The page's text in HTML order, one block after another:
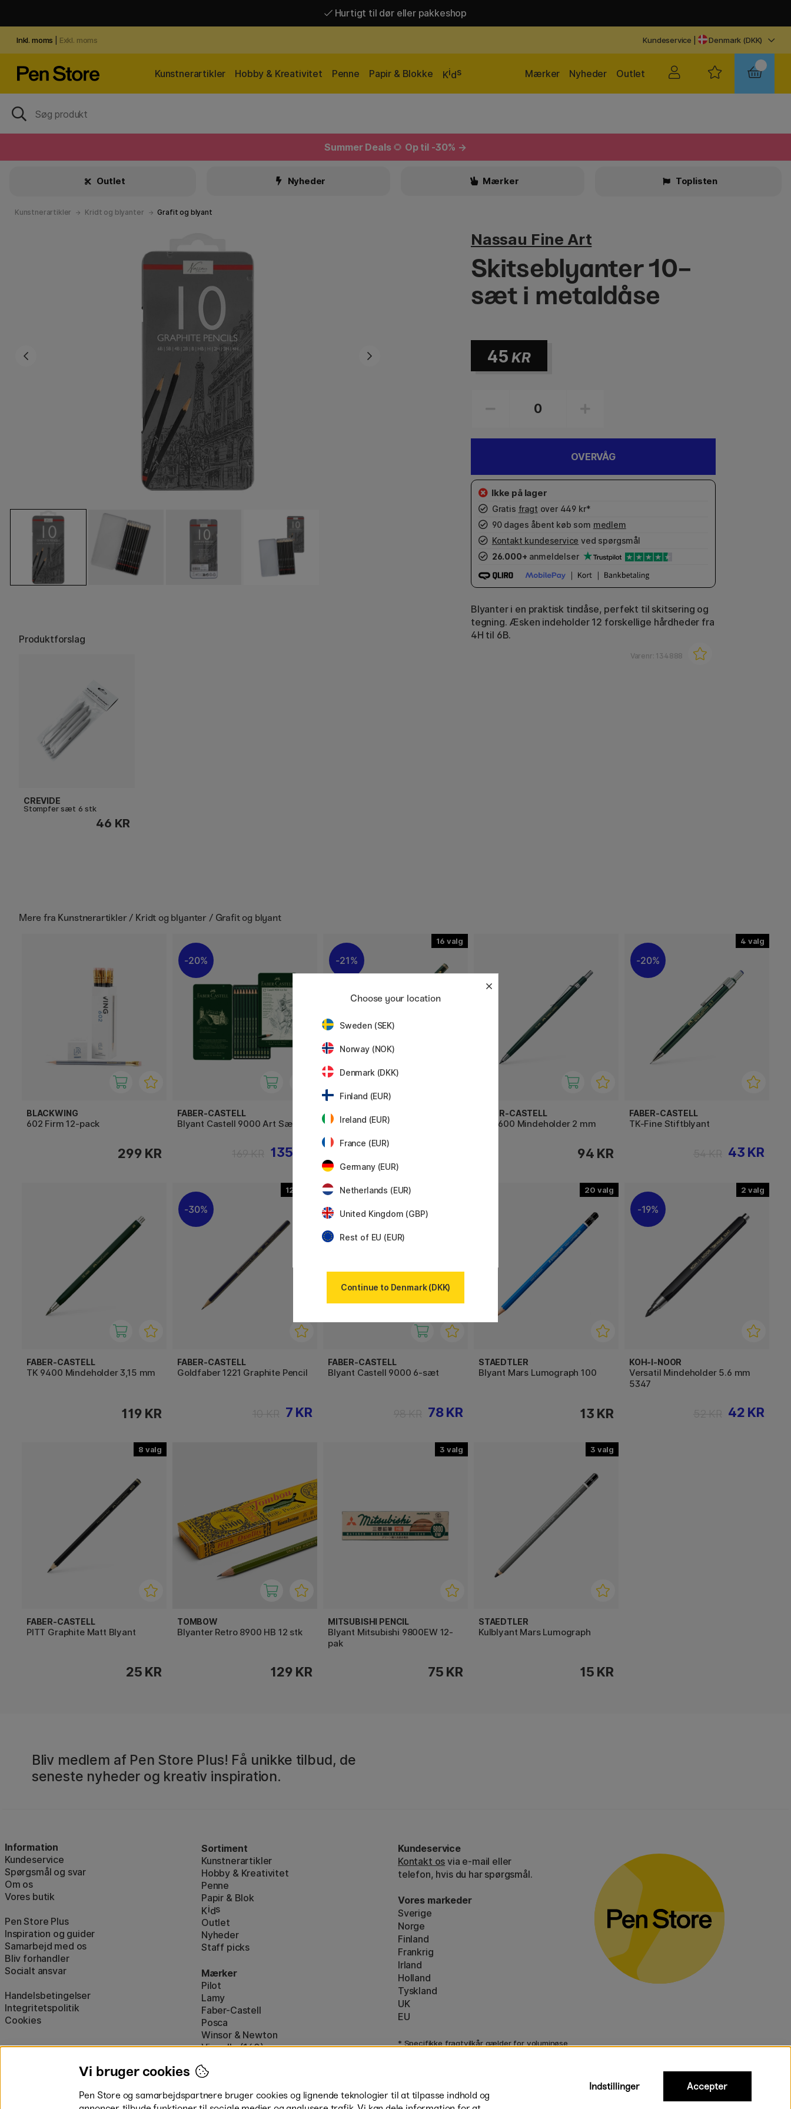
Hurtigt til dør eller pakkeshop
Inkl. moms Exkl. moms Kundeservice Denmark (DKK)
Kunstnerartikler Hobby & Kreativitet Penne Papir & Blokke Kids Outlet
Nyheder
Mærker
Summer Deals 🌻 Op til -30% →
Outlet Nyheder Mærker Toplisten
Kunstnerartikler Kridt og blyanter Grafit og blyant
Produktforslag
CREVIDE
Stompfer sæt 6 stk
46 KR
Nassau Fine Art
Skitseblyanter 10-
sæt i metaldåse
45 KR
OVERVÅG
Gratis fragt over 449 kr*
90 dages åbent køb som medlem
Kontakt kundeservice ved spørgsmål
26.000+ anmeldelser
Blyanter i en praktisk tindåse, perfekt til skitsering og
tegning. Æsken indeholder 12 forskellige hårdheder fra
4H til 6B.
Varenr: 134888
Mere fra Kunstnerartikler / Kridt og blyanter / Grafit og blyant
BLACKWING
602 Firm 12-pack
299 KR
20%
FABER-CASTELL
Blyant Castell 9000 Art Sæt
135 KR
16
21%
FABER-CASTELL
Blyant Castell 9000
FABER-CASTELL
TK 4600 Mindeholder 2 mm
94 KR
4
20%
FABER-CASTELL
TK-Fine Stiftblyant
43 KR
FABER-CASTELL
TK 9400 Mindeholder 3,15 mm
119 KR
12
30%
FABER-CASTELL
Goldfaber 1221 Graphite Pencil
7 KR
20%
FABER-CASTELL
Blyant Castell 9000 6-sæt
78 KR
20
STAEDTLER
Blyant Mars Lumograph 100
13 KR
2
19%
KOH-I-NOOR
Versatil Mindeholder 5.6 mm
5347
42 KR
8
FABER-CASTELL
PITT Graphite Matt Blyant
25 KR
TOMBOW
Blyanter Retro 8900 HB 12 stk
129 KR
3
MITSUBISHI PENCIL
Blyant Mitsubishi 9800EW 12-
pak
75 KR
3
STAEDTLER
Kulblyant Mars Lumograph
15 KR
Bliv medlem af Pen Store Plus! Få unikke tilbud, de
seneste nyheder og kreativ inspiration.
Information
Kundeservice
Spørgsmål og svar
Om os
Vores butik
Pen Store Plus
Inspiration og guider
Samarbejd med os
Bliv forhandler
Socialt ansvar
Handelsbetingelser
Integritetspolitik
Cookies
Sortiment
Kunstnerartikler
Hobby & Kreativitet
Penne
Papir & Blok
Kids
Outlet
Nyheder
Staff picks
Mærker
Pilot
Lamy
Faber-Castell
Posca
Winsor & Newton
Visa alle (160)
Kundeservice
Kontakt os via e-mail eller
telefon, hvis du har spørgsmål.
Vores markeder
Sverige
Norge
Finland
Frankrig
Irland
Holland
Tyskland
UK
EU
* Specifikke fragtvilkårgælder for voluminøse
Choose your location
Sweden (SEK)
Norway (NOK)
Denmark (DKK)
Finland (EUR)
Ireland (EUR)
France (EUR)
Germany (EUR)
Netherlands (EUR)
United Kingdom (GBP)
Rest of EU (EUR)
Continue to Denmark (DKK)
Vi bruger cookies
Pen Store og samarbejdspartnere bruger cookies og lignende teknologier til at tilpasse indhold og
Indstillinger Accepter